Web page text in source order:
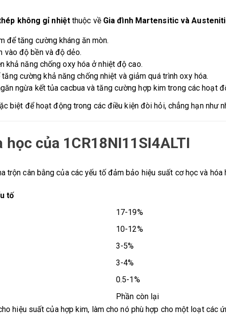
không gỉ nhiệtthuộc về Gia đình Martensitic và
để tăng cường kháng ăn mòn.
vào độ bền và độ dẻo.
khả năng chống oxy hóa ở nhiệt độ cao.
cường khả năng chống nhiệt và giảm quá trình oxy hóa.
ngừa kết tủa cacbua và tăng cường hợp kim trong các hoạt
biệt để hoạt động trong các điều kiện đòi hỏi, chẳng hạn như
của 1CR18NI11SI4ALTI
trộn cân bằng của các yếu tố đảm bảo hiệu suất cơ học và
tố
17-19%
10-12%
3-5%
3-4%
0.5-1%
Phần còn lại
hiệu suất của hợp kim, làm cho nó phù hợp cho một loạt các